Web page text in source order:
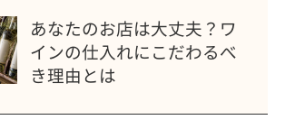
あなたのお店は大丈夫？ワ
インの仕入れにこだわるべ
き理由とは